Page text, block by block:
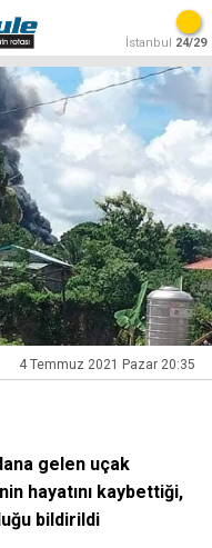
İstanbul 24/29
4 Temmuz 2021 Pazar 20:35
gelen uçak
hayatını kaybettiği,
bildirildi